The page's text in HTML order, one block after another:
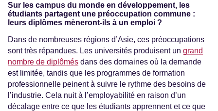
Sur les campus du monde en développement, les
étudiants partagent une préoccupation commune :
leurs diplômes mèneront-ils à un emploi ?
Dans de nombreuses régions d’Asie, ces préoccupations
sont très répandues. Les universités produisent un grand
nombre de diplômésdans des domaines où la demande
est limitée, tandis que les programmes de formation
professionnelle peinent à suivre le rythme des besoins de
l’industrie. Cela nuit à l’employabilité en raison d’un
décalage entre ce que les étudiants apprennent et ce que